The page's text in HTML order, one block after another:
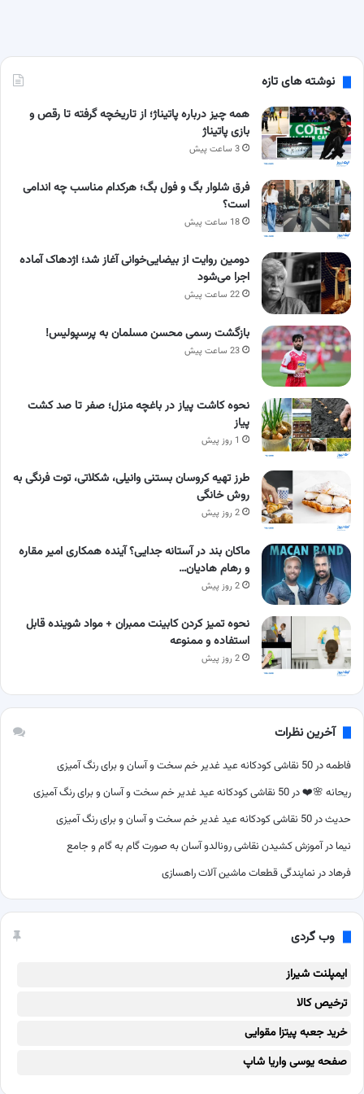
نوشته های تازه
همه چیز درباره پاتیناژ؛ از تاریخچه گرفته تا رقص و
بازی پاتیناژ
3 ساعت پیش
فرق شلوار بگ و فول بگ؛ هرکدام مناسب چه اندامی
است؟
18 ساعت پیش
دومین روایت از بیضایی‌خوانی آغاز شد؛ اژدهاک آماده
اجرا می‌شود
22 ساعت پیش
بازگشت رسمی محسن مسلمان به پرسپولیس!
23 ساعت پیش
نحوه کاشت پیاز در باغچه منزل؛ صفر تا صد کشت
پیاز
1 روز پیش
طرز تهیه کروسان بستنی وانیلی، شکلاتی، توت فرنگی به
روش خانگی
2 روز پیش
ماکان بند در آستانه جدایی؟ آینده همکاری امیر مقاره
و رهام هادیان…
2 روز پیش
نحوه تمیز کردن کابینت ممبران + مواد شوینده قابل
استفاده و ممنوعه
2 روز پیش
آخرین نظرات
فاطمهدر 50 نقاشی کودکانه عید غدیر خم سخت و آسان و برای رنگ آمیزی
ریحانه 🌸❤️در 50 نقاشی کودکانه عید غدیر خم سخت و آسان و برای رنگ آمیزی
حدیثدر 50 نقاشی کودکانه عید غدیر خم سخت و آسان و برای رنگ آمیزی
نیما درآموزش کشیدن نقاشی رونالدو آسان به صورت گام به گام و جامع
فرهاددر نمایندگی قطعات ماشین آلات راهسازی
وب گردی
ایمپلنت شیراز
ترخیص کالا
خرید جعبه پیتزا مقوایی
صفحه یوسی واریا شاپ